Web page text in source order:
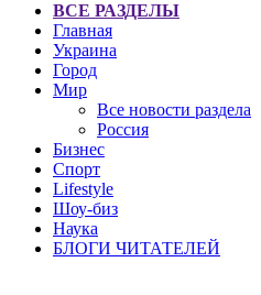
ВСЕ РАЗДЕЛЫ
Главная
Украина
Город
Мир
Все новости раздела
Россия
Бизнес
Спорт
Lifestyle
Шоу-биз
Наука
БЛОГИ ЧИТАТЕЛЕЙ